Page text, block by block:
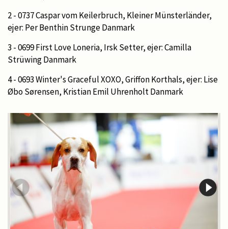
2 - 0737 Caspar vom Keilerbruch, Kleiner Münsterländer,
ejer: Per Benthin Strunge Danmark
3 - 0699 First Love Loneria, Irsk Setter, ejer: Camilla
Strüwing Danmark
4 - 0693 Winter's Graceful XOXO, Griffon Korthals, ejer: Lise
Øbo Sørensen, Kristian Emil Uhrenholt Danmark